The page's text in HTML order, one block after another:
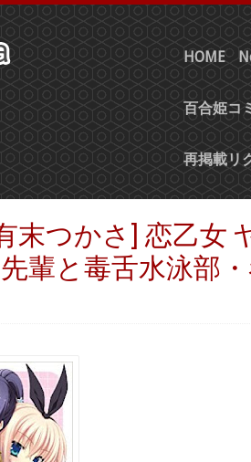
HOME
百合姫コ
再掲載リ
末つかさ] 恋乙女
輩と毒舌水泳部